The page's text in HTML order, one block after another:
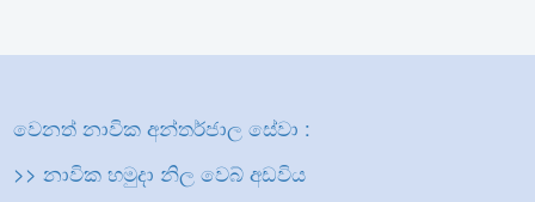
වෙනත් නාවික අන්තර්ජාල සේවා :
>> නාවික හමුදා නිල වෙබ් අඩවිය